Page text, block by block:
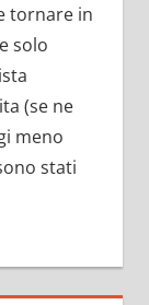
tornare in
solo
(se ne
meno
stati